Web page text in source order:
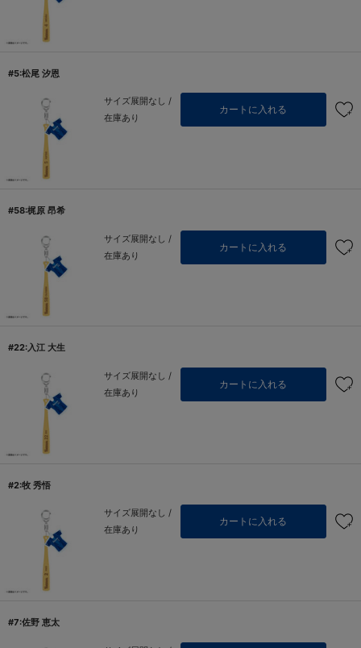
#5:松尾 汐恩
サイズ展開なし /
在庫あり
カートに入れる
#58:梶原 昂希
サイズ展開なし /
在庫あり
カートに入れる
#22:入江 大生
サイズ展開なし /
在庫あり
カートに入れる
#2:牧 秀悟
サイズ展開なし /
在庫あり
カートに入れる
#7:佐野 恵太